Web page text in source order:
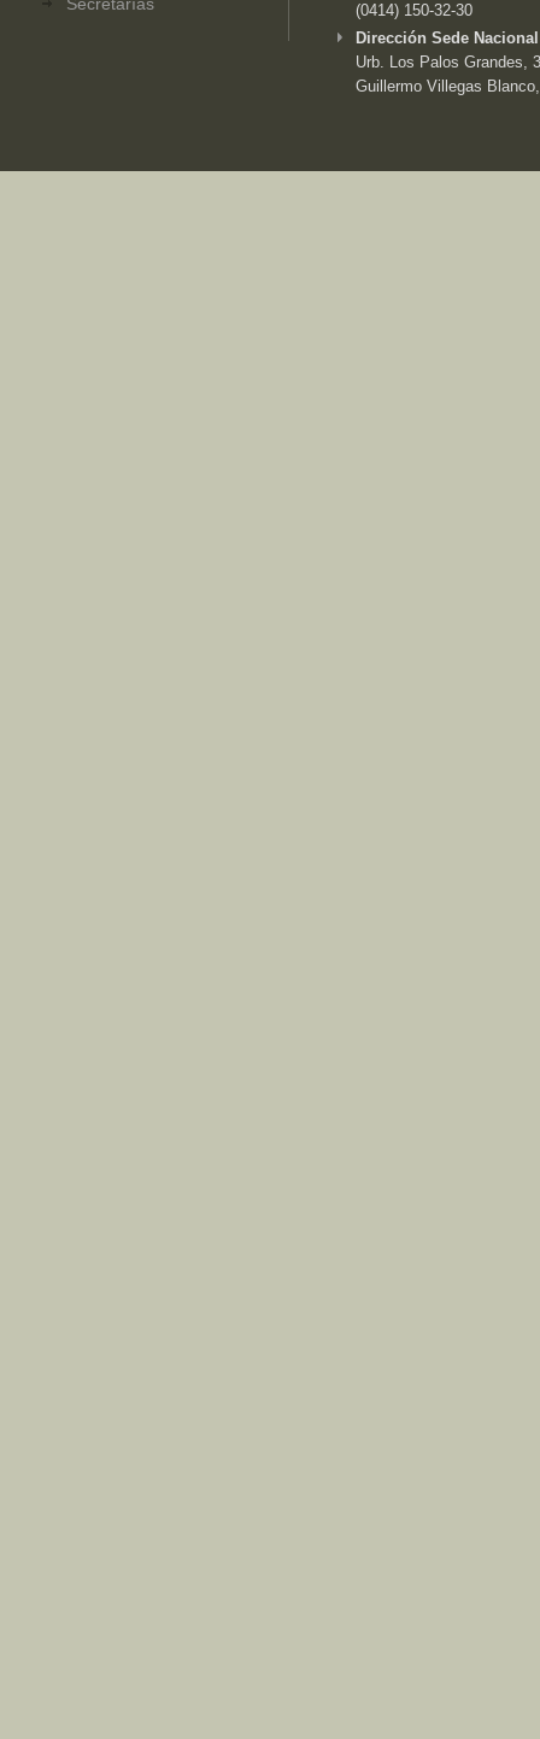
(0414) 150-32-30
Dirección Sede
Urb. Los Palos Grandes,
Guillermo Villegas